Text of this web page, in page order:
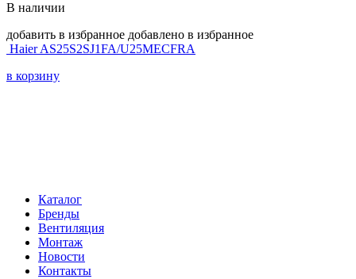
В наличии
добавить в избранное добавлено в избранное
Haier AS25S2SJ1FA/U25MECFRA
в корзину
Каталог
Бренды
Вентиляция
Монтаж
Новости
Контакты